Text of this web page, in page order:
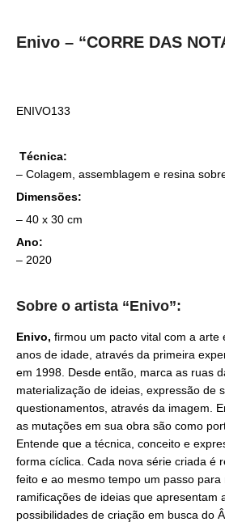
Enivo – “CORRE DAS
ENIVO133
Técnica:
– Colagem, assemblagem e resina
Dimensões:
– 40 x 30 cm
Ano:
– 2020
Sobre o artista “Enivo”:
Enivo, firmou um pacto vital com a arte
anos de idade, através da primeira
em 1998. Desde então, marca as ruas
materialização de ideias, expressão de
questionamentos, através da imagem.
as mutações em sua obra são como
Entende que a técnica, conceito e
forma cíclica. Cada nova série criada é
feito e ao mesmo tempo um passo para
ramificações de ideias que apresentam
possibilidades de criação em busca do